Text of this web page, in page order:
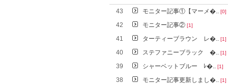
43 モニター記事①【マーメ�.. [0]
42 モニター記事② [1]
41 ターティーブラウン レ�.. [1]
40 ステファニーブラック �.. [1]
39 シャーベットブルー ﾚ�.. [1]
38 モニター記事更新しまし�.. [1]